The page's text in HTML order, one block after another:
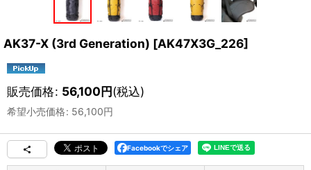
AK37-X (3rd Generation) [AK47X3G_226]
販売価格: 56,100円(税込)
希望小売価格: 56,100円
Facebookでシェア